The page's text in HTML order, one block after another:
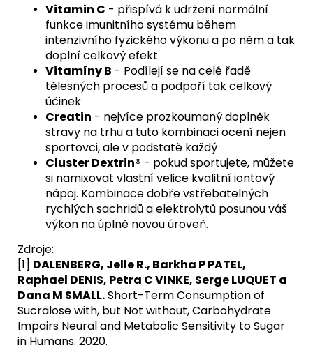
Vitamin C - přispívá k udržení normální
funkce imunitního systému během
intenzivního fyzického výkonu a po něm a tak
doplní celkový efekt
Vitamíny B - Podílejí se na celé řadě
tělesných procesů a podpoří tak celkový
účinek
Creatin - nejvíce prozkoumaný doplněk
stravy na trhu a tuto kombinaci ocení nejen
sportovci, ale v podstatě každý
Cluster Dextrin® - pokud sportujete, můžete
si namixovat vlastní velice kvalitní iontový
nápoj. Kombinace dobře vstřebatelných
rychlých sachridů a elektrolytů posunou váš
výkon na úplně novou úroveň.
Zdroje:
[1] DALENBERG, Jelle R., Barkha P PATEL,
Raphael DENIS, Petra C VINKE, Serge LUQUET a
Dana M SMALL.Short-Term Consumption of
Sucralose with, but Not without, Carbohydrate
Impairs Neural and Metabolic Sensitivity to Sugar
in Humans. 2020.